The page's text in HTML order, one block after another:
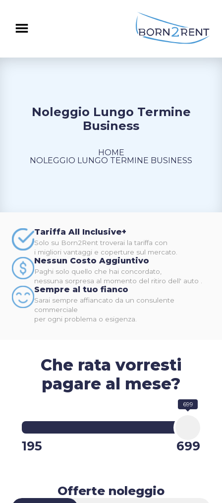
Noleggio Lungo Termine
Business
HOME
NOLEGGIO LUNGO TERMINE BUSINESS
Tariffa All Inclusive+
Solo su Born2Rent troverai la tariffa con
i migliori vantaggi e coperture sul mercato.
Nessun Costo Aggiuntivo
Paghi solo quello che hai concordato,
nessuna sorpresa al momento del ritiro dell' auto .
Sempre al tuo fianco
Sarai sempre affiancato da un consulente
commerciale
per ogni problema o esigenza.
Che rata vorresti
pagare al mese?
699
195 699
Offerte noleggio